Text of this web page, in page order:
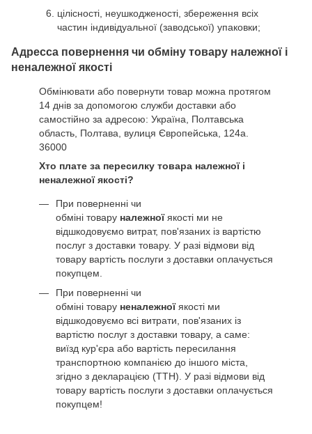
цілісності, неушкодженості, збереження всіх
частин індивідуальної (заводської) упаковки;
Адресса повернення чи обміну товару належної і
неналежної якості
Обмінювати або повернути товар можна протягом
14 днів за допомогою служби доставки або
самостійно за адресою: Україна, Полтавська
область, Полтава, вулиця Європейська, 124а.
36000
Хто плате за пересилку товара належної і
неналежної якості?
При поверненні чи
обміні товару належноїякості ми не
відшкодовуємо витрат, пов'язаних із вартістю
послуг з доставки товару. У разі відмови від
товару вартість послуги з доставки оплачується
покупцем.
При поверненні чи
обміні товару неналежноїякості ми
відшкодовуємо всі витрати, пов'язаних із
вартістю послуг з доставки товару, а саме:
виїзд кур'єра або вартість пересилання
транспортною компанією до іншого міста,
згідно з декларацією (ТТН). У разі відмови від
товару вартість послуги з доставки оплачується
покупцем!